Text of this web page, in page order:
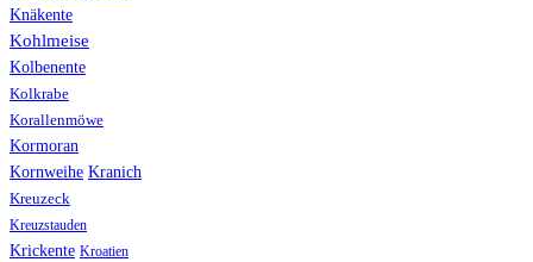
Knäkente
Kohlmeise
Kolbenente
Kolkrabe
Korallenmöwe
Kormoran
Kornweihe Kranich
Kreuzeck
Kreuzstauden
Krickente Kroatien